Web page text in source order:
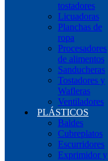
tostadores
Licuadoras
Planchas de
ropa
Procesadores
de alimentos
Sanducheras
Tostadores y
Wafleras
Ventiladores
PLÁSTICOS
Baldes
Cubreplatos
Escurridores
Exprimidor y